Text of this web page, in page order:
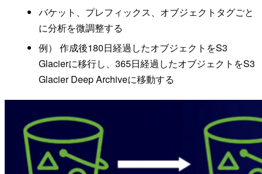
バケット、プレフィックス、オブジェクトタグごと
に分析を微調整する
例） 作成後180日経過したオブジェクトをS3
Glacierに移行し、365日経過したオブジェクトをS3
Glacier Deep Archiveに移動する